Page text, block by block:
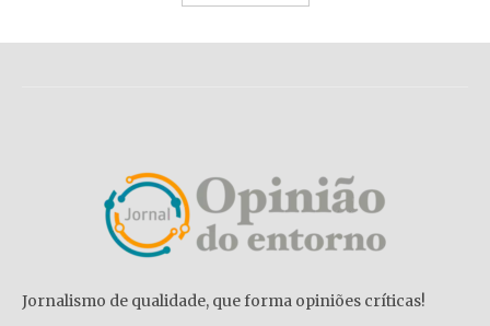
Jornalismo de qualidade, que forma opiniões críticas!